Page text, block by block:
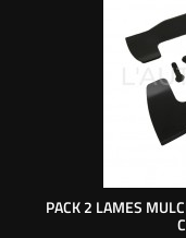
PACK 2 LAMES